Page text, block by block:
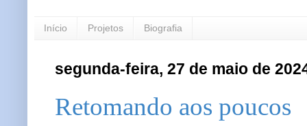
Início Projetos Biografia
segunda-feira, 27 de maio de
Retomando aos poucos